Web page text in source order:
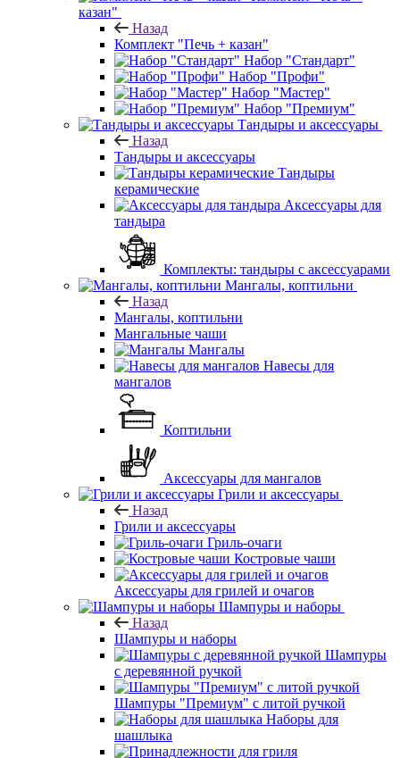
казан"
Назад
Комплект "Печь + казан"
Набор "Стандарт"
Набор "Профи"
Набор "Мастер"
Набор "Премиум"
Тандыры и аксессуары
Назад
Тандыры и аксессуары
Тандыры
керамические
Аксессуары для
тандыра
Комплекты: тандыры с аксессуарами
Мангалы, коптильни
Назад
Мангалы, коптильни
Мангальные чаши
Мангалы
Навесы для
мангалов
Коптильни
Аксессуары для мангалов
Грили и аксессуары
Назад
Грили и аксессуары
Гриль-очаги
Костровые чаши
Аксессуары для грилей и очагов
Шампуры и наборы
Назад
Шампуры и наборы
Шампуры
с деревянной ручкой
Шампуры "Премиум" с литой ручкой
Наборы для
шашлыка